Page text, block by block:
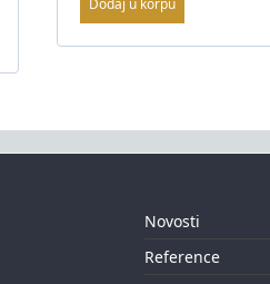
Novosti
Reference